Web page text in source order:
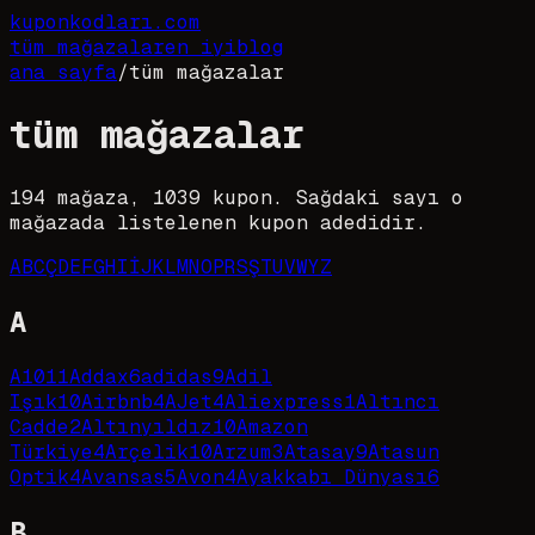
kuponkodları.com
tüm mağazalaren iyiblog
ana sayfa/tüm mağazalar
tüm mağazalar
194 mağaza, 1039 kupon. Sağdaki sayı o
mağazada listelenen kupon adedidir.
ABCÇDEFGHIİJKLMNOPRSŞTUVWYZ
A
A1011Addax6adidas9Adil
Işık10Airbnb4AJet4Aliexpress1Altıncı
Cadde2Altınyıldız10Amazon
Türkiye4Arçelik10Arzum3Atasay9Atasun
Optik4Avansas5Avon4Ayakkabı Dünyası6